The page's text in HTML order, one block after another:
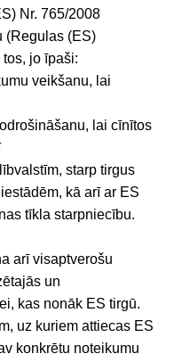
Nr. 765/2008
(Regulas (ES)
jo īpaši:
veikšanu, lai
lai cīnītos
starp tirgus
kā arī ar ES
tīkla starpniecību.
arī visaptverošu
un
kas nonāk ES tirgū.
uz kuriem attiecas ES
konkrētu noteikumu